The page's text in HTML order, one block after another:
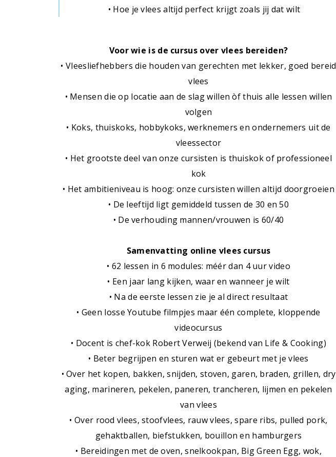
• Hoe je vlees altijd perfect krijgt zoals jij dat wilt
Voor wie is de cursus over vlees bereiden?
• Vleesliefhebbers die houden van gerechten met lekker, goed bereid
vlees
• Mensen die op locatie aan de slag willen òf thuis alle lessen willen
volgen
• Koks, thuiskoks, hobbykoks, werknemers en ondernemers uit de
vleessector
• Het grootste deel van onze cursisten is thuiskok of professioneel
kok
• Het ambitieniveau is hoog: onze cursisten willen altijd doorgroeien
• De leeftijd ligt gemiddeld tussen de 30 en 50
• De verhouding mannen/vrouwen is 60/40
Samenvatting online vlees cursus
• 62 lessen in 6 modules: méér dan 4 uur video
• Een jaar lang kijken, waar en wanneer je wilt
• Na de eerste lessen zie je al direct resultaat
• Geen losse Youtube filmpjes maar één complete, kloppende
videocursus
• Docent is chef-kok Robert Verweij (bekend van Life & Cooking)
• Beter begrijpen en sturen wat er gebeurt met je vlees
• Over het kopen, bakken, snijden, stoven, garen, braden, grillen, dry
aging, marineren, pekelen, paneren, trancheren, lijmen en pekelen
van vlees
• Over rood vlees, stoofvlees, rauw vlees, spare ribs, pulled pork,
gehaktballen, biefstukken, bouillon en hamburgers
• Bereidingen met de oven, snelkookpan, Big Green Egg, wok,